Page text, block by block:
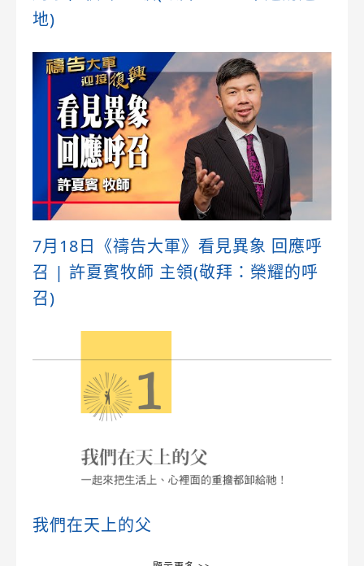
地)
7月18日《禱告大軍》看見異象 回應呼
召 | 許夏賓牧師 主領(敬拜：榮耀的呼
召)
我們在天上的父